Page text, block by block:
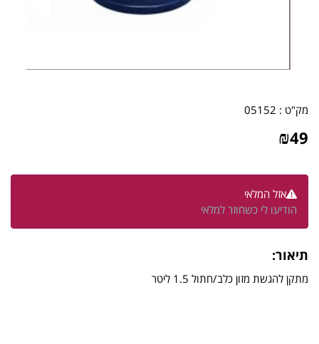
מק"ט : 05152
₪49
אזל המלאי
הודיעו לי כשחוזר למלאי
תיאור:
מתקן להגשת מזון כלב/חתול 1.5 ליטר